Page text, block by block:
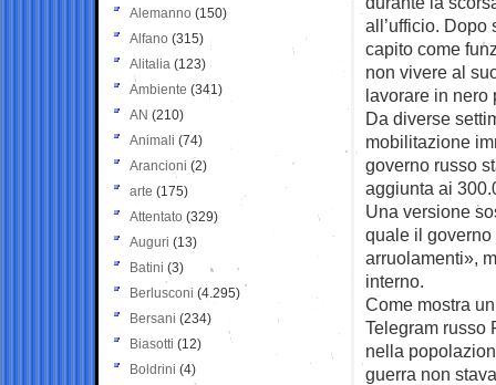
all’ufficio. Dopo
capito come
non vivere al
lavorare in nero
Da diverse
mobilitazione
governo russo
aggiunta ai
Una versione
quale il governo
arruolamenti»,
interno.
Come mostra
Telegram russo
nella
guerra non
Alemanno (150)
Alfano (315)
Alitalia (123)
Ambiente (341)
AN (210)
Animali (74)
Arancioni (2)
arte (175)
Attentato (329)
Auguri (13)
Batini (3)
Berlusconi (4.295)
Bersani (234)
Biasotti (12)
Boldrini (4)